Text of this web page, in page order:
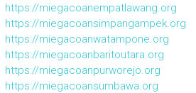
https://miegacoanempatlawang.org
https://miegacoansimpangampek.org
https://miegacoanwatampone.org
https://miegacoanbaritoutara.org
https://miegacoanpurworejo.org
https://miegacoansumbawa.org